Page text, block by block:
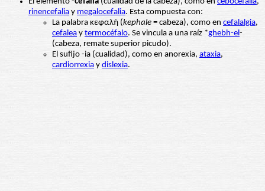
rinencefalia y megalocefalia. Esta compuesta con:
La palabra κεφαλή (kephale = cabeza), como en cefalalgia,
cefalea y termocéfalo. Se vincula a una raíz *ghebh-el-
(cabeza, remate superior picudo).
El sufijo -ia (cualidad), como en anorexia, ataxia,
cardiorrexia y dislexia.